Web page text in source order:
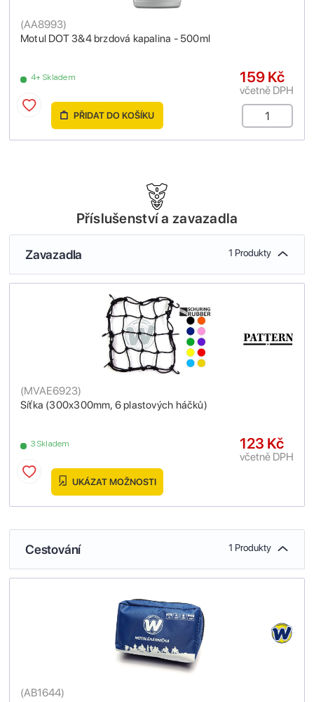
Motul DOT 3&4 brzdová kapalina - 500ml
(AA8993)
4+ Skladem 159 Kč
včetně DPH
PŘIDAT DO KOŠÍKU
Příslušenství a zavazadla
Zavazadla 1 Produkty
Síťka (300x300mm, 6 plastových háčků)
(MVAE6923)
3 Skladem 123 Kč
včetně DPH
UKÁZAT MOŽNOSTI
Cestování 1 Produkty
(AB1644)